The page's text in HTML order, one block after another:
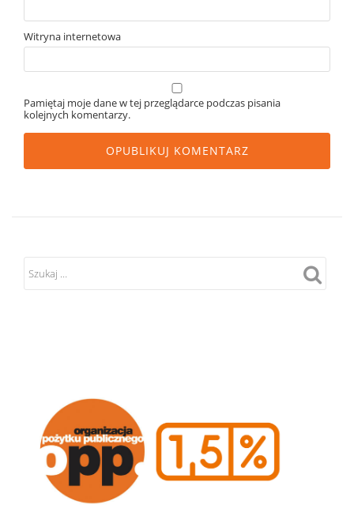
Witryna internetowa
Pamiętaj moje dane w tej przeglądarce podczas pisania
kolejnych komentarzy.